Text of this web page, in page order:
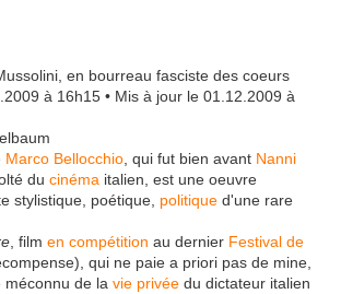
en bourreau fasciste des coeurs
à 16h15 • Mis à jour le 01.12.2009 à
Marco Bellocchio, qui fut bien avant Nanni
du cinéma italien, est une oeuvre
stylistique, poétique, politique d'une rare
, film en compétition au dernier Festival de
qui ne paie a priori pas de mine,
méconnu de la vie privée du dictateur italien